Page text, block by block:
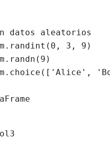
datos aleatorios
3, 9)